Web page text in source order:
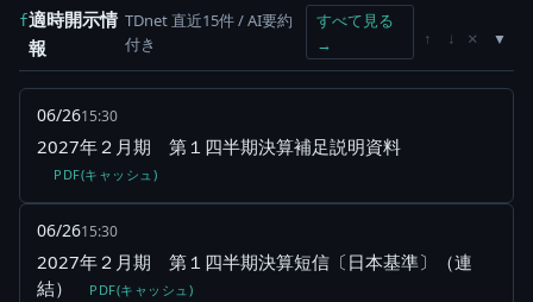
f適時開示情
報
TDnet 直近15件 / AI要約
付き
すべて見る
→
↑ ↓ ×
06/2615:30
2027年２月期 第１四半期決算補足説明資料
PDF(キャッシュ)
06/2615:30
2027年２月期 第１四半期決算短信〔日本基準〕（連
結）
PDF(キャッシュ)